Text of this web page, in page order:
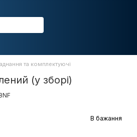
та комплектуючі
(у зборі)
В бажання